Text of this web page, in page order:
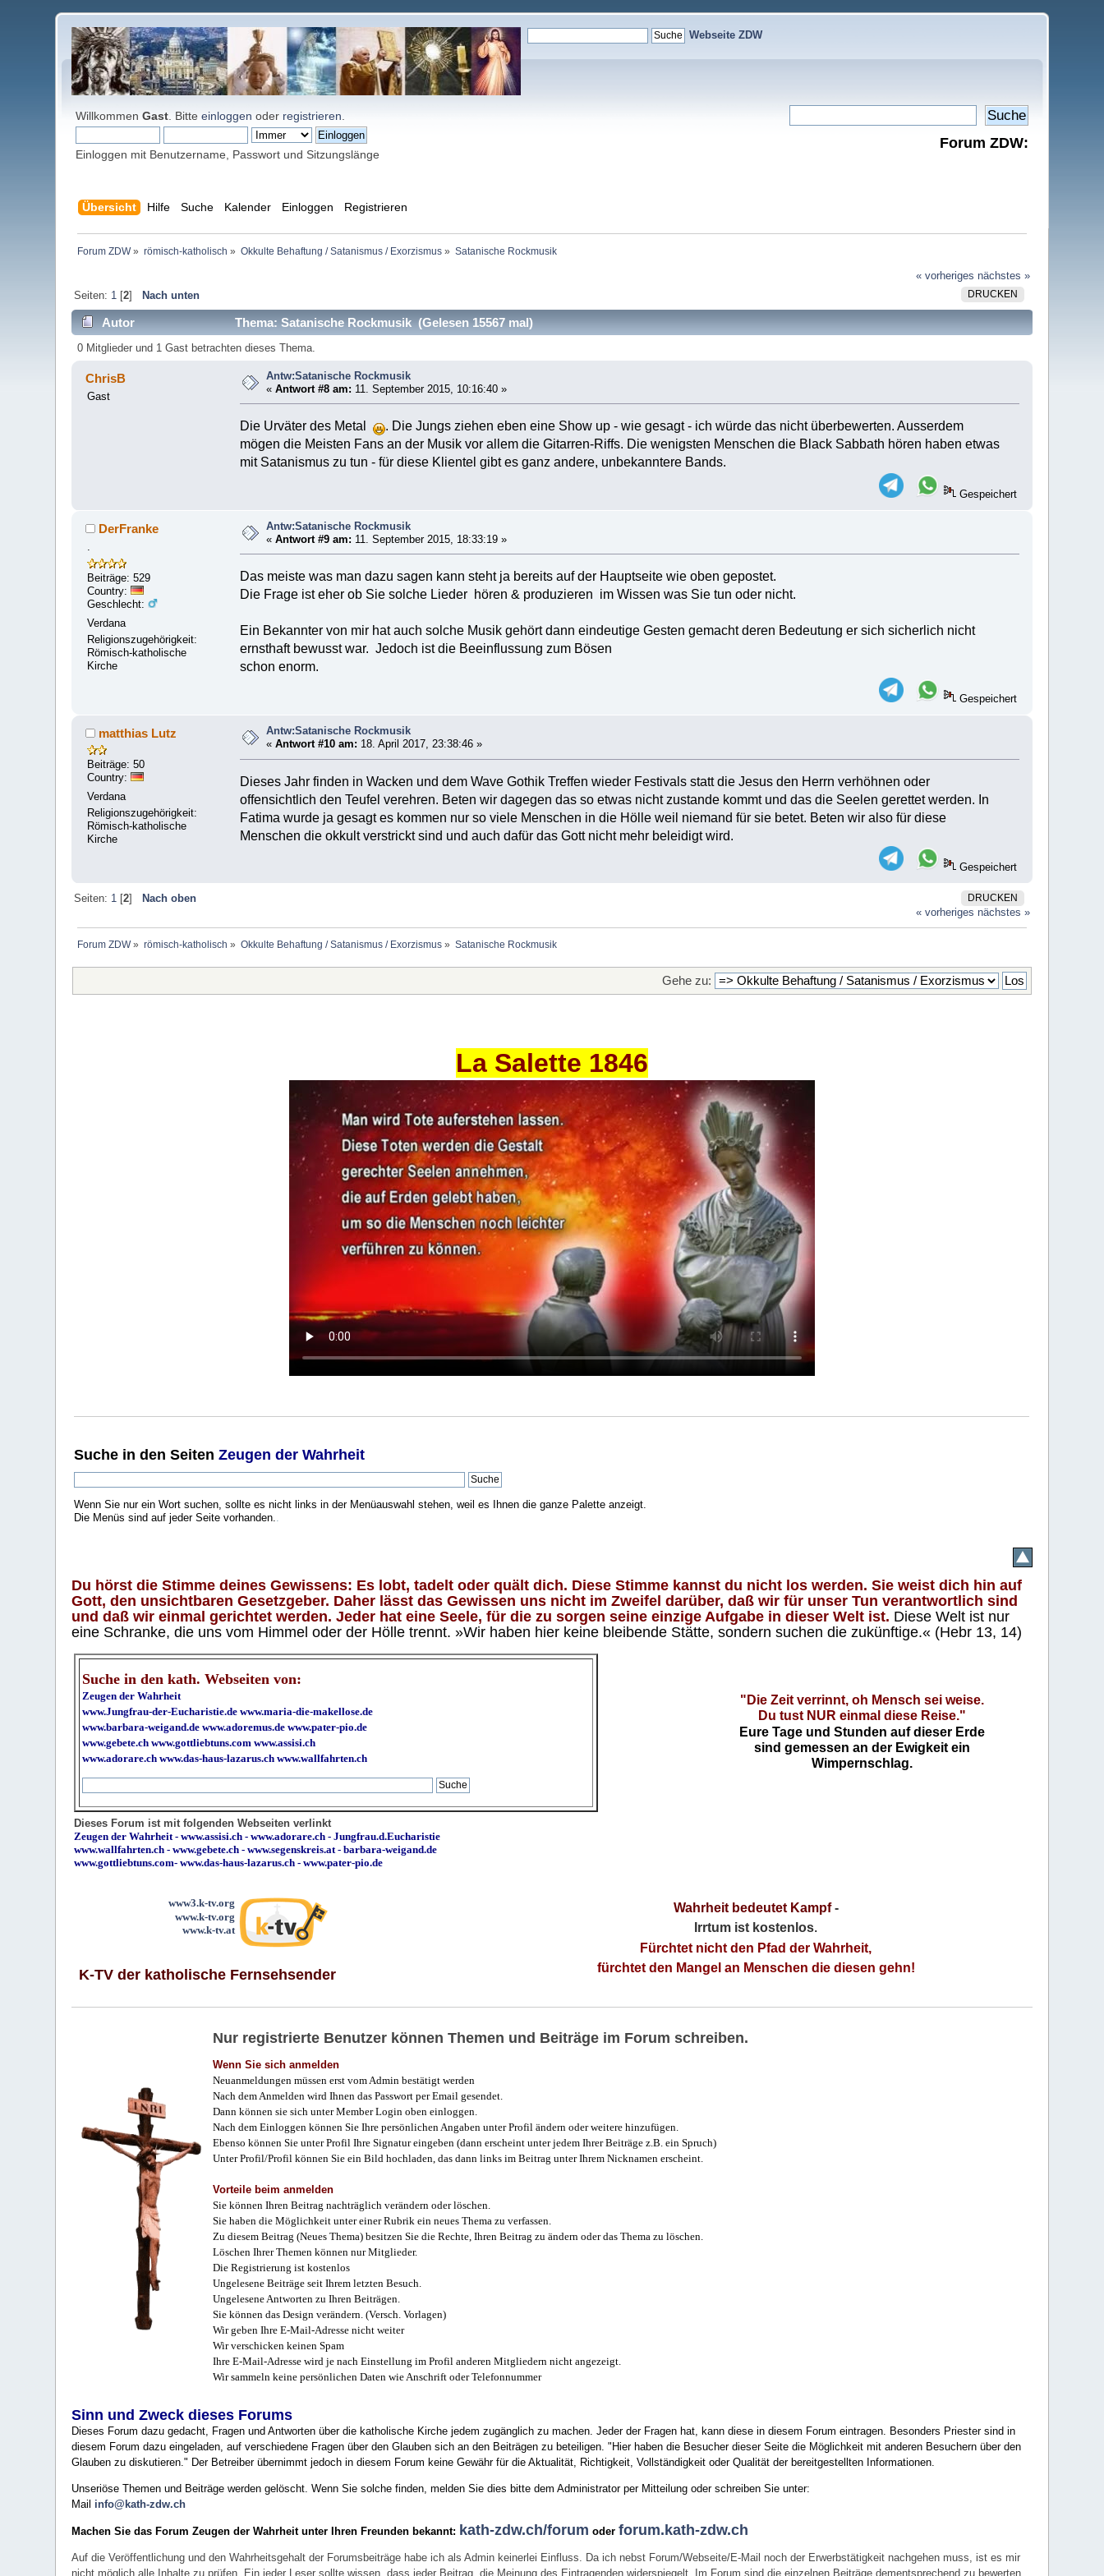
Webseite ZDW
WillkommenGast . Bitteeinloggen oder registrieren
Einloggen mit Benutzername, Passwort und Sitzungslänge
Forum ZDW:
Übersicht Hilfe Suche Kalender Einloggen Registrieren
Forum ZDW» römisch-katholisch » Okkulte Behaftung / Satanismus / Exorzismus» Satanische Rockmusik
« vorheriges nächstes »
DRUCKEN
Seiten: 1[2] Nach unten
Autor Thema: Satanische Rockmusik (Gelesen 15567 mal)
0 Mitglieder und 1 Gast betrachten dieses Thema.
ChrisB
Gast
Antw:Satanische Rockmusik
«Antwort #8 am: 11. September 2015, 10:16:40 »
Die Urväter des Metal
. Die Jungs ziehen eben eine Show up - wie gesagt - ich würde das nicht überbewerten. Ausserdem
mögen die Meisten Fans an der Musik vor allem die Gitarren-Riffs. Die wenigsten Menschen die Black Sabbath hören haben etwas
mit Satanismus zu tun - für diese Klientel gibt es ganz andere, unbekanntere Bands.
Gespeichert
DerFranke
Beiträge: 529
Country:
Geschlecht:
Verdana
Religionszugehörigkeit:
Römisch-katholische
Kirche
Antw:Satanische Rockmusik
«Antwort #9 am: 11. September 2015, 18:33:19 »
Das meiste was man dazu sagen kann steht ja bereits auf der Hauptseite wie oben gepostet.
Die Frage ist eher ob Sie solche Lieder hören & produzieren im Wissen was Sie tun oder nicht.
Ein Bekannter von mir hat auch solche Musik gehört dann eindeutige Gesten gemacht deren Bedeutung er sich sicherlich nicht
ernsthaft bewusst war. Jedoch ist die Beeinflussung zum Bösen
schon enorm.
Gespeichert
matthias Lutz
Beiträge: 50
Country:
Verdana
Religionszugehörigkeit:
Römisch-katholische
Kirche
Antw:Satanische Rockmusik
«Antwort #10 am: 18. April 2017, 23:38:46 »
Dieses Jahr finden in Wacken und dem Wave Gothik Treffen wieder Festivals statt die Jesus den Herrn verhöhnen oder
offensichtlich den Teufel verehren. Beten wir dagegen das so etwas nicht zustande kommt und das die Seelen gerettet werden. In
Fatima wurde ja gesagt es kommen nur so viele Menschen in die Hölle weil niemand für sie betet. Beten wir also für diese
Menschen die okkult verstrickt sind und auch dafür das Gott nicht mehr beleidigt wird.
Gespeichert
DRUCKEN
Seiten: 1[2]
Nach oben
« vorheriges nächstes »
Forum ZDW» römisch-katholisch » Okkulte Behaftung / Satanismus / Exorzismus» Satanische Rockmusik
Gehe zu:
La Salette 1846
Suche in den SeitenZeugen der Wahrheit
Wenn Sie nur ein Wort suchen, sollte es nicht links in der Menüauswahl stehen, weil es Ihnen die ganze Palette anzeigt.
Die Menüs sind auf jeder Seite vorhanden.
Du hörst die Stimme deines Gewissens: Es lobt, tadelt oder quält dich. Diese Stimme kannst du nicht los werden. Sie weist dich hin auf
Gott, den unsichtbaren Gesetzgeber. Daher lässt das Gewissen uns nicht im Zweifel darüber, daß wir für unser Tun verantwortlich sind
und daß wir einmal gerichtet werden. Jeder hat eine Seele, für die zu sorgen seine einzige Aufgabe in dieser Welt ist. Diese Welt ist nur
eine Schranke, die uns vom Himmel oder der Hölle trennt. »Wir haben hier keine bleibende Stätte, sondern suchen die zukünftige.« (Hebr 13, 14)
Suche in den kath. Webseiten von:
Zeugen der Wahrheit
www.Jungfrau-der-Eucharistie.de www.maria-die-makellose.de
www.barbara-weigand.de www.adoremus.de www.pater-pio.de
www.gebete.ch www.gottliebtuns.com www.assisi.ch
www.adorare.ch www.das-haus-lazarus.ch www.wallfahrten.ch
"Die Zeit verrinnt, oh Mensch sei weise.
Du tust NUR einmal diese Reise."
Eure Tage und Stunden auf dieser Erde
sind gemessen an der Ewigkeit ein
Wimpernschlag.
Dieses Forum ist mit folgenden Webseiten verlinkt
Zeugen der Wahrheit -www.assisi.ch -www.adorare.ch -Jungfrau.d.Eucharistie
www.wallfahrten.ch -www.gebete.ch -www.segenskreis.at -barbara-weigand.de
www.gottliebtuns.com-www.das-haus-lazarus.ch - www.pater-pio.de
www3.k-tv.org
www.k-tv.org
www.k-tv.at
K-TV der katholische Fernsehsender
Wahrheit bedeutet Kampf-
Irrtum ist kostenlos.
Fürchtet nicht den Pfad der Wahrheit,
fürchtet den Mangel an Menschen die diesen gehn!
Nur registrierte Benutzer können Themen und Beiträge im Forum schreiben.
Wenn Sie sich anmelden
Neuanmeldungen müssen erst vom Admin bestätigt werden
Nach dem Anmelden wird Ihnen das Passwort per Email gesendet.
Dann können sie sich unter Member Login oben einloggen.
Nach dem Einloggen können Sie Ihre persönlichen Angaben unter Profil ändern oder weitere hinzufügen.
Ebenso können Sie unter Profil Ihre Signatur eingeben (dann erscheint unter jedem Ihrer Beiträge z.B. ein Spruch)
Unter Profil/Profil können Sie ein Bild hochladen, das dann links im Beitrag unter Ihrem Nicknamen erscheint.
Vorteile beim anmelden
Sie können Ihren Beitrag nachträglich verändern oder löschen.
Sie haben die Möglichkeit unter einer Rubrik ein neues Thema zu verfassen.
Zu diesem Beitrag (Neues Thema) besitzen Sie die Rechte, Ihren Beitrag zu ändern oder das Thema zu löschen.
Löschen Ihrer Themen können nur Mitglieder.
Die Registrierung ist kostenlos
Ungelesene Beiträge seit Ihrem letzten Besuch.
Ungelesene Antworten zu Ihren Beiträgen.
Sie können das Design verändern. (Versch. Vorlagen)
Wir geben Ihre E-Mail-Adresse nicht weiter
Wir verschicken keinen Spam
Ihre E-Mail-Adresse wird je nach Einstellung im Profil anderen Mitgliedern nicht angezeigt.
Wir sammeln keine persönlichen Daten wie Anschrift oder Telefonnummer
Sinn und Zweck dieses Forums
Dieses Forum dazu gedacht, Fragen und Antworten über die katholische Kirche jedem zugänglich zu machen. Jeder der Fragen hat, kann diese in diesem Forum eintragen. Besonders Priester sind in
diesem Forum dazu eingeladen, auf verschiedene Fragen über den Glauben sich an den Beiträgen zu beteiligen. "Hier haben die Besucher dieser Seite die Möglichkeit mit anderen Besuchern über den
Glauben zu diskutieren." Der Betreiber übernimmt jedoch in diesem Forum keine Gewähr für die Aktualität, Richtigkeit, Vollständigkeit oder Qualität der bereitgestellten Informationen.
Unseriöse Themen und Beiträge werden gelöscht. Wenn Sie solche finden, melden Sie dies bitte dem Administrator per Mitteilung oder schreiben Sie unter:
Mail info@kath-zdw.ch
Machen Sie das Forum Zeugen der Wahrheit unter Ihren Freunden bekannt: kath-zdw.ch/forum oderforum.kath-zdw.ch
Auf die Veröffentlichung und den Wahrheitsgehalt der Forumsbeiträge habe ich als Admin keinerlei Einfluss. Da ich nebst Forum/Webseite/E-Mail noch der Erwerbstätigkeit nachgehen muss, ist es mir
nicht möglich alle Inhalte zu prüfen. Ein jeder Leser sollte wissen, dass jeder Beitrag, die Meinung des Eintragenden widerspiegelt. Im Forum sind die einzelnen Beiträge dementsprechend zu bewerten.